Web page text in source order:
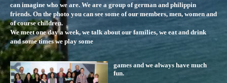
can imagine who we are. We are a group of german and philippin
friends. On the photo you can see some of our members, men, women and
of course children.
We meet one day a week, we talk about our families, we eat and drink
and some times we play some
games and we always have much
fun.